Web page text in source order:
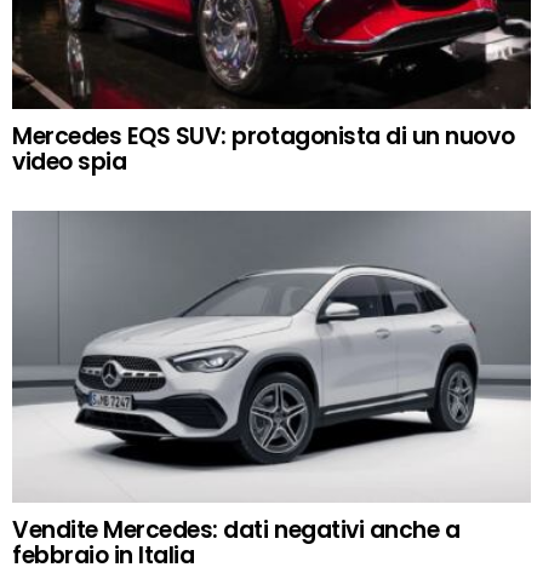
Mercedes EQS SUV: protagonista di un nuovo
video spia
Vendite Mercedes: dati negativi anche a
febbraio in Italia